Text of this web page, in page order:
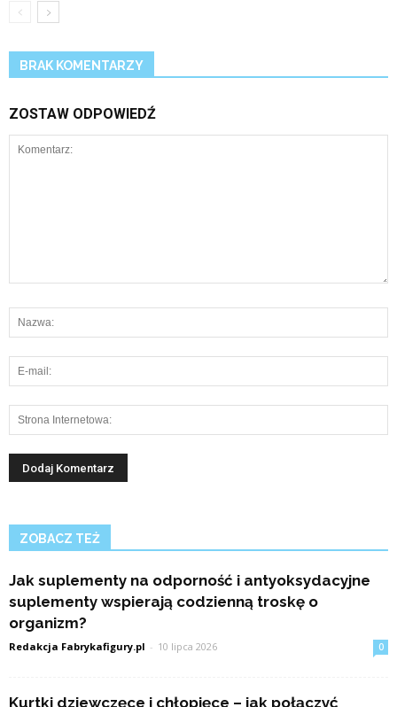
BRAK KOMENTARZY
ZOSTAW ODPOWIEDŹ
ZOBACZ TEŻ
Jak suplementy na odporność i antyoksydacyjne
suplementy wspierają codzienną troskę o
organizm?
Redakcja Fabrykafigury.pl - 10 lipca 2026 0
Kurtki dziewczęce i chłopięce – jak połączyć